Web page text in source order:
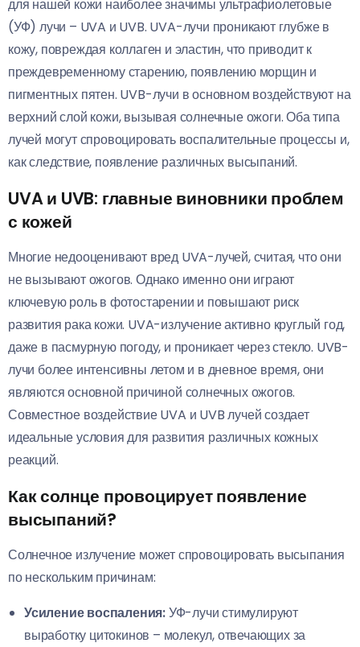
для нашей кожи наиболее значимы ультрафиолетовые
(УФ) лучи – UVA и UVB. UVA-лучи проникают глубже в
кожу, повреждая коллаген и эластин, что приводит к
преждевременному старению, появлению морщин и
пигментных пятен. UVB-лучи в основном воздействуют на
верхний слой кожи, вызывая солнечные ожоги. Оба типа
лучей могут спровоцировать воспалительные процессы и,
как следствие, появление различных высыпаний.
UVA и UVB: главные виновники проблем
с кожей
Многие недооценивают вред UVA-лучей, считая, что они
не вызывают ожогов. Однако именно они играют
ключевую роль в фотостарении и повышают риск
развития рака кожи. UVA-излучение активно круглый год,
даже в пасмурную погоду, и проникает через стекло. UVB-
лучи более интенсивны летом и в дневное время, они
являются основной причиной солнечных ожогов.
Совместное воздействие UVA и UVB лучей создает
идеальные условия для развития различных кожных
реакций.
Как солнце провоцирует появление
высыпаний?
Солнечное излучение может спровоцировать высыпания
по нескольким причинам:
Усиление воспаления:УФ-лучи стимулируют
выработку цитокинов – молекул, отвечающих за